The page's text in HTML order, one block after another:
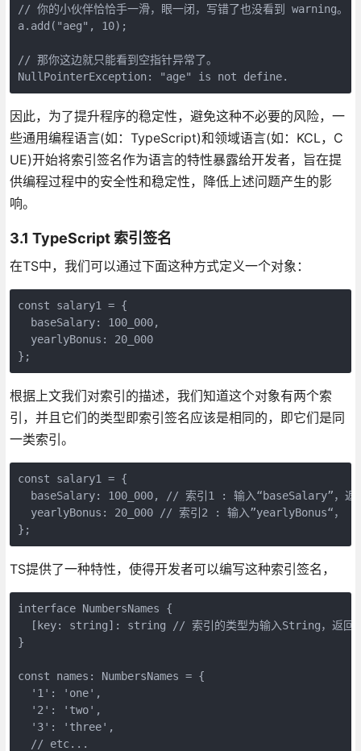
// 你的小伙伴恰恰手一滑，眼一闭，写错了也没看到 warning。
a.add("aeg", 10);
// 那你这边就只能看到空指针异常了。
NullPointerException: "age" is not define.
因此，为了提升程序的稳定性，避免这种不必要的风险，一
些通用编程语言(如：TypeScript)和领域语言(如：KCL，C
UE)开始将索引签名作为语言的特性暴露给开发者，旨在提
供编程过程中的安全性和稳定性，降低上述问题产生的影
响。
3.1 TypeScript 索引签名
在TS中，我们可以通过下面这种方式定义一个对象：
const salary1 = {
  baseSalary: 100_000,
  yearlyBonus: 20_000
};
根据上文我们对索引的描述，我们知道这个对象有两个索
引，并且它们的类型即索引签名应该是相同的，即它们是同
一类索引。
const salary1 = {
baseSalary: 100_000, // 索引1 : 输入“baseSalary”，返
yearlyBonus: 20_000 // 索引2 : 输入”yearlyBonus“，
};
TS提供了一种特性，使得开发者可以编写这种索引签名，
interface NumbersNames {
[key: string]: string // 索引的类型为输入String，返回
}
const names: NumbersNames = {
  '1': 'one',
  '2': 'two',
  '3': 'three',
  // etc...